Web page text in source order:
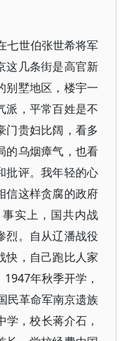
七世伯张世希将军
这几条街是高官新
别墅地区，楼宇一
派，平常百姓是不
门贵妇比阔，看多
的乌烟瘴气，也看
批评。我年轻的心
信这样贪腐的政府
实上，国共内战
烈。自从辽潘战役
快，自己跑比人家
年秋季开学，
民革命军南京遗族
学，校长蒋介石，